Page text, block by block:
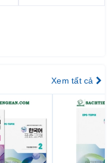
Xem tất cả